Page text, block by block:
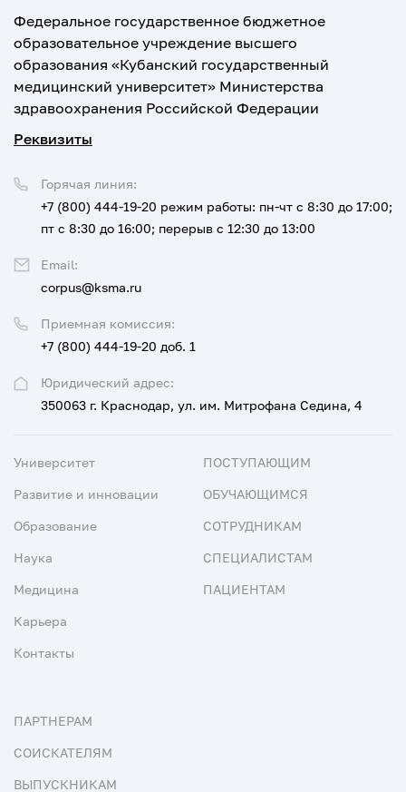
Федеральное государственное бюджетное
образовательное учреждение высшего
образования «Кубанский государственный
медицинский университет» Министерства
здравоохранения Российской Федерации
Реквизиты
Юридический адрес:
350063 г. Краснодар, ул. им. Митрофана Седина, 4
Приемная комиссия:
+7 (800) 444-19-20 доб. 1
Горячая линия:
+7 (800) 444-19-20 режим работы: пн-чт с 8:30 до 17:00;
пт с 8:30 до 16:00; перерыв с 12:30 до 13:00
Email:
corpus@ksma.ru
Университет
Развитие и инновации
Образование
Наука
Медицина
Карьера
Контакты
ПОСТУПАЮЩИМ
ОБУЧАЮЩИМСЯ
СОТРУДНИКАМ
СПЕЦИАЛИСТАМ
ПАЦИЕНТАМ
ПАРТНЕРАМ
СОИСКАТЕЛЯМ
ВЫПУСКНИКАМ